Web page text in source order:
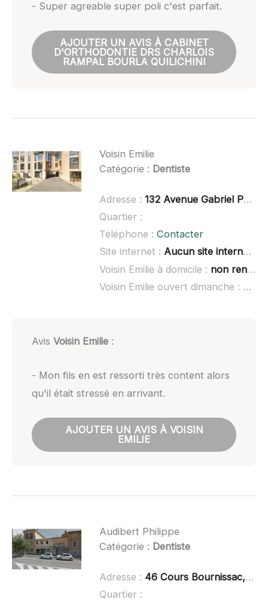
- Super agreable super poli c'est parfait.
AJOUTER UN AVIS À CABINET
D'ORTHODONTIE DRS CHARLOIS
RAMPAL BOURLA QUILICHINI
Voisin Emilie
Catégorie : Dentiste
Adresse : 132 Avenue Gabriel Péri, 84300 Cavaillon
Quartier :
Téléphone : Contacter
Site internet : Aucun site internet connu
Voisin Emilie à domicile : non renseigné
Voisin Emilie ouvert dimanche :
non
Avis Voisin Emilie:
- Mon fils en est ressorti très content alors
qu'il était stressé en arrivant.
AJOUTER UN AVIS À VOISIN
EMILIE
Audibert Philippe
Catégorie : Dentiste
Adresse : 46 Cours Bournissac, 84300 Cavaillon
Quartier :